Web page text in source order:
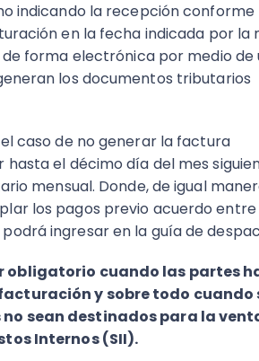
indicando la recepción
en la fecha indicada por la
forma electrónica por medio de
los documentos tributarios
caso de no generar la factura
el décimo día del mes
mensual. Donde, de igual
los pagos previo acuerdo entre
ingresar en la guía de
obligatorio cuando las partes
y sobre todo cuando
sean destinados para la
Internos (SII).